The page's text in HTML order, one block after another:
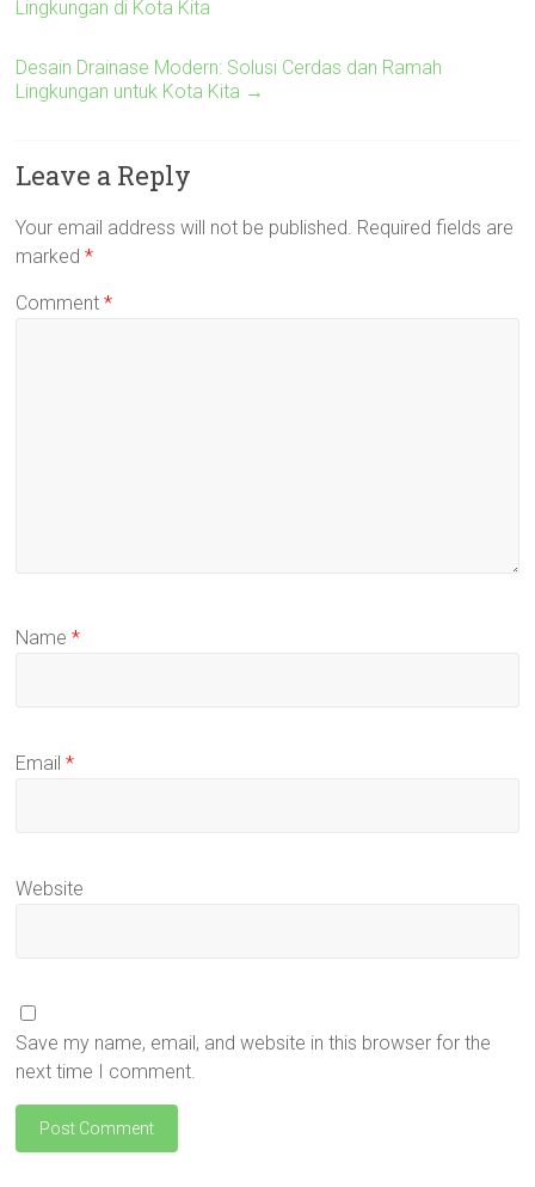
Lingkungan di Kota Kita
Desain Drainase Modern: Solusi Cerdas dan Ramah
Lingkungan untuk Kota Kita →
Leave a Reply
Your email address will not be published. Required fields are
marked*
Comment*
Name*
Email*
Website
Save my name, email, and website in this browser for the
next time I comment.